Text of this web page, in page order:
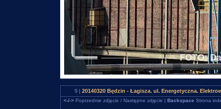
9 | 20140320 Będzin - Łagisza. ul. Energetyczna.
<-/->Poprzednie zdjęcie / Następne zdjęcie | Backspace Strona